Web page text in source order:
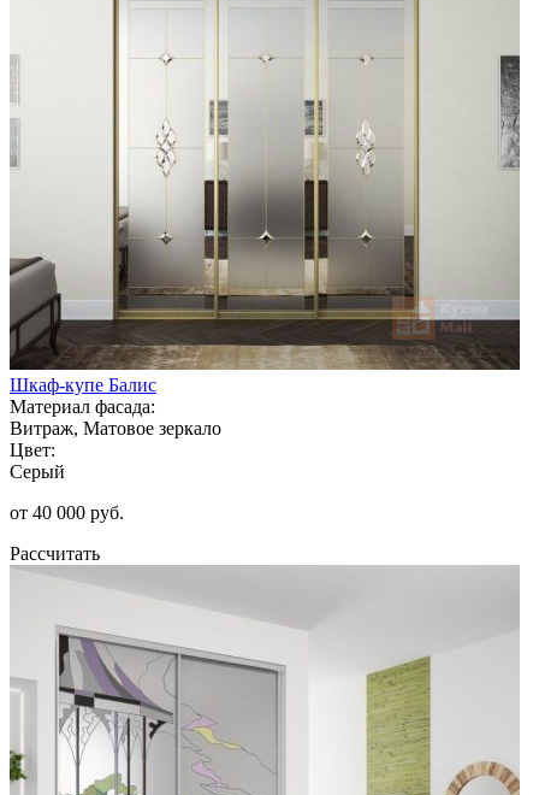
Шкаф-купе Балис
Материал фасада:
Витраж, Матовое зеркало
Цвет:
Серый
от 40 000 руб.
Рассчитать